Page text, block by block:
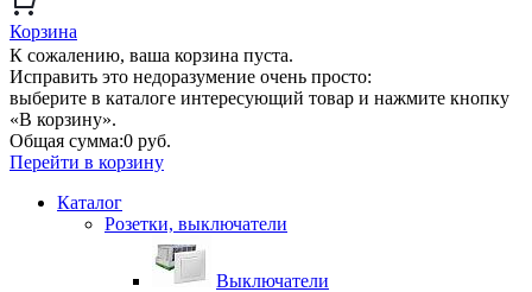
Корзина
К сожалению, ваша корзина пуста.
Исправить это недоразумение очень просто:
выберите в каталоге интересующий товар и нажмите кнопку
«В корзину».
Общая сумма:0 руб.
Перейти в корзину
Каталог
Розетки, выключатели
Выключатели